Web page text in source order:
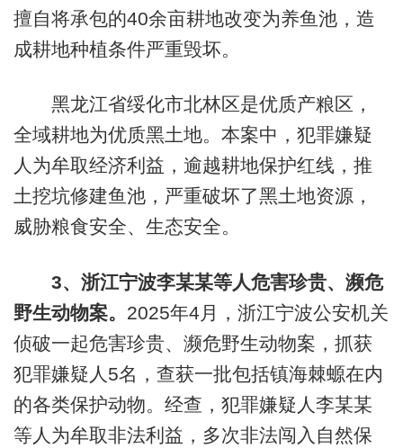
擅自将承包的40余亩耕地改变为养鱼池，造
成耕地种植条件严重毁坏。
黑龙江省绥化市北林区是优质产粮区，
全域耕地为优质黑土地。本案中，犯罪嫌疑
人为牟取经济利益，逾越耕地保护红线，推
土挖坑修建鱼池，严重破坏了黑土地资源，
威胁粮食安全、生态安全。
3、浙江宁波李某某等人危害珍贵、濒危
野生动物案。 2025年4月，浙江宁波公安机关
侦破一起危害珍贵、濒危野生动物案，抓获
犯罪嫌疑人5名，查获一批包括镇海棘螈在内
的各类保护动物。经查，犯罪嫌疑人李某某
等人为牟取非法利益，多次非法闯入自然保